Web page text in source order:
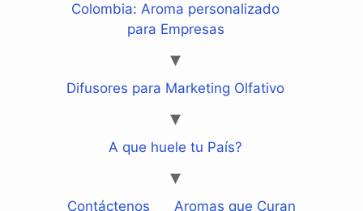
Colombia: Aroma personalizado
para Empresas
Difusores para Marketing Olfativo
A que huele tu País?
Contáctenos Aromas que Curan